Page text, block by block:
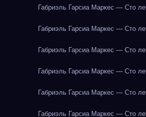
Габриэль Гарсиа Маркес — Сто
Габриэль Гарсиа Маркес — Сто
Габриэль Гарсиа Маркес — Сто
Габриэль Гарсиа Маркес — Сто
Габриэль Гарсиа Маркес — Сто
Габриэль Гарсиа Маркес — Сто